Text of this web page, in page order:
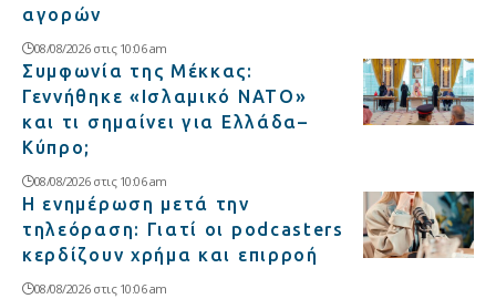
αγορών
08/08/2026 στις 10:06 am
Συμφωνία της Μέκκας:
Γεννήθηκε «Ισλαμικό ΝΑΤΟ»
και τι σημαίνει για Ελλάδα–
Κύπρο;
08/08/2026 στις 10:06 am
Η ενημέρωση μετά την
τηλεόραση: Γιατί οι podcasters
κερδίζουν χρήμα και επιρροή
08/08/2026 στις 10:06 am